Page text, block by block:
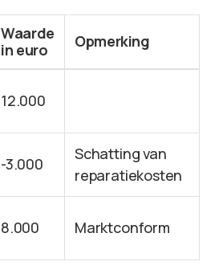
Waarde
in euro
Opmerking
12.000
-3.000
Schatting van
reparatiekosten
8.000 Marktconform